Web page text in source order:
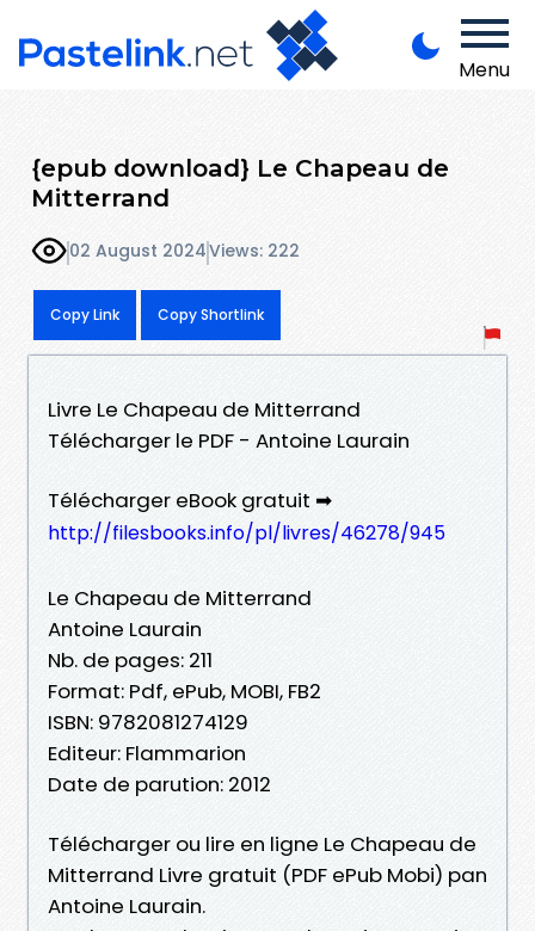
Menu
{epub download} Le Chapeau de
Mitterrand
02 August 2024Views: 222
Copy Link Copy Shortlink
Livre Le Chapeau de Mitterrand
Télécharger le PDF - Antoine Laurain
Télécharger eBook gratuit ➡
http://filesbooks.info/pl/livres/46278/945
Le Chapeau de Mitterrand
Antoine Laurain
Nb. de pages: 211
Format: Pdf, ePub, MOBI, FB2
ISBN: 9782081274129
Editeur: Flammarion
Date de parution: 2012
Télécharger ou lire en ligne Le Chapeau de
Mitterrand Livre gratuit (PDF ePub Mobi) pan
Antoine Laurain.